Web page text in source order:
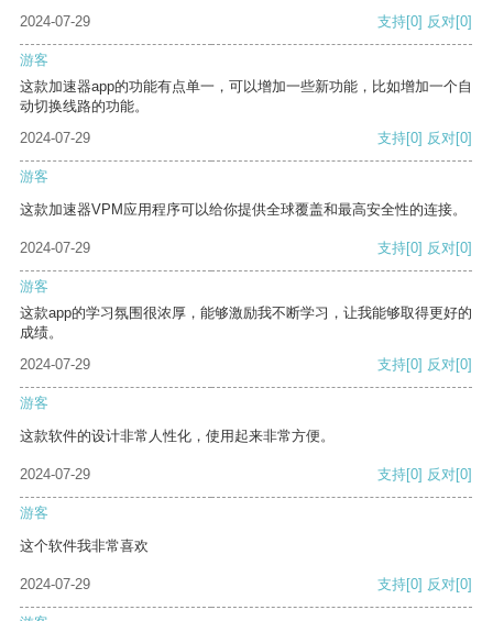
2024-07-29
支持[0] 反对[0]
游客
这款加速器app的功能有点单一，可以增加一些新功能，比如增加一个自
动切换线路的功能。
2024-07-29
支持[0] 反对[0]
游客
这款加速器VPM应用程序可以给你提供全球覆盖和最高安全性的连接。
2024-07-29 支持[0] 反对[0]
游客
这款app的学习氛围很浓厚，能够激励我不断学习，让我能够取得更好的
成绩。
2024-07-29
支持[0] 反对[0]
游客
这款软件的设计非常人性化，使用起来非常方便。
2024-07-29 支持[0] 反对[0]
游客
这个软件我非常喜欢
2024-07-29 支持[0] 反对[0]